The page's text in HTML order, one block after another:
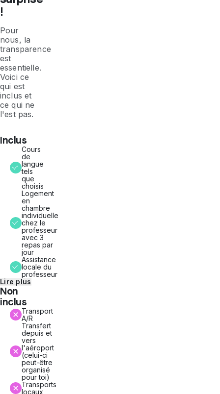
!
Pour
nous, la
transparence
est
essentielle.
Voici ce
qui est
inclus et
ce qui ne
l'est pas.
Inclus
Cours
de
langue
tels
que
choisis
Logement
en
chambre
individuelle
chez le
professeur
avec 3
repas par
jour
Assistance
locale du
professeur
Lire plus
Non
inclus
Transport
A/R
Transfert
depuis et
vers
l'aéroport
(celui-ci
peut-être
organisé
pour toi)
Transports
locaux